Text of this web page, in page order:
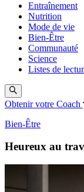
Entraînement
Nutrition
Mode de vie
Bien-Être
Communauté
Science
Listes de
Obtenir votre Coach
Bien-Être
Heureux au